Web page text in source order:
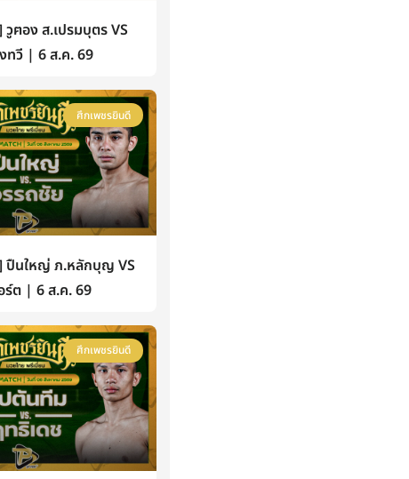
ฅอง ส.เปรมบุตร VS
ทวี | 6 ส.ค. 69
ศึกเพชรยินดี
ปืนใหญ่ ภ.หลักบุญ VS
ร์ต | 6 ส.ค. 69
ศึกเพชรยินดี